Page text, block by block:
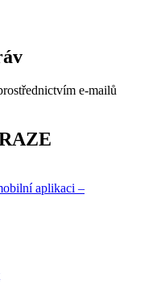
e-mailů
aplikaci –